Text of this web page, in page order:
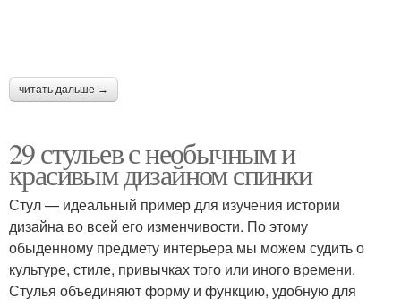
читать дальше →
29 стульев с необычным и
красивым дизайном спинки
Стул — идеальный пример для изучения истории
дизайна во всей его изменчивости. По этому
обыденному предмету интерьера мы можем судить о
культуре, стиле, привычках того или иного времени.
Стулья объединяют форму и функцию, удобную для